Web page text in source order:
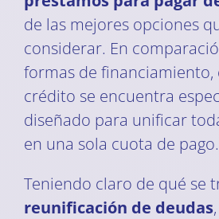
de las mejores opciones
considerar. En
formas de financiamiento,
crédito se encuentra
diseñado para unificar
en una sola cuota de pago.
Teniendo claro de qué se
reunificación de deudas